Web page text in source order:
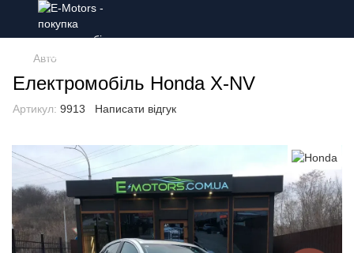
Авто
Електромобіль Honda X-NV
Артикул: 9913 Написати відгук